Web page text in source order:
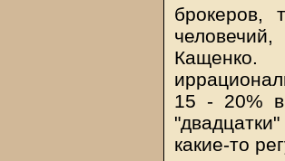
брокеров,
Кащенко.
15 - 20%
какие-то